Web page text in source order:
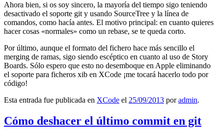
Ahora bien, si os soy sincero, la mayoría del tiempo sigo teniendo
desactivado el soporte git y usando SourceTree y la línea de
comandos, como hacía antes. El motivo principal: en cuanto quieres
hacer cosas «normales» como un rebase, se te queda corto.
Por último, aunque el formato del fichero hace más sencillo el
merging de ramas, sigo siendo escéptico en cuanto al uso de Story
Boards. Sólo espero que esto no desemboque en Apple eliminando
el soporte para ficheros xib en XCode ¡me tocará hacerlo todo por
código!
Esta entrada fue publicada en XCode el 25/09/2013 poradmin.
Cómo deshacer el último commit en git